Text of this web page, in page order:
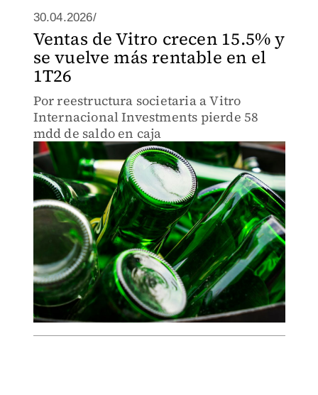
30.04.2026/
Ventas de Vitro crecen 15.5% y
se vuelve más rentable en el
1T26
Por reestructura societaria a Vitro
Internacional Investments pierde 58
mdd de saldo en caja